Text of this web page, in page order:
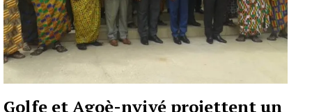
Golfe et Agoè-nyivé projettent un